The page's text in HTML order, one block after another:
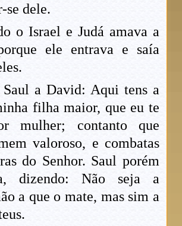
se dele.
o Israel e Judá amava a
ele entrava e saía
Saul a David: Aqui tens a
filha maior, que eu te
mulher; contanto que
valoroso, e combatas
do Senhor. Saul porém
dizendo: Não seja a
a que o mate, mas sim a